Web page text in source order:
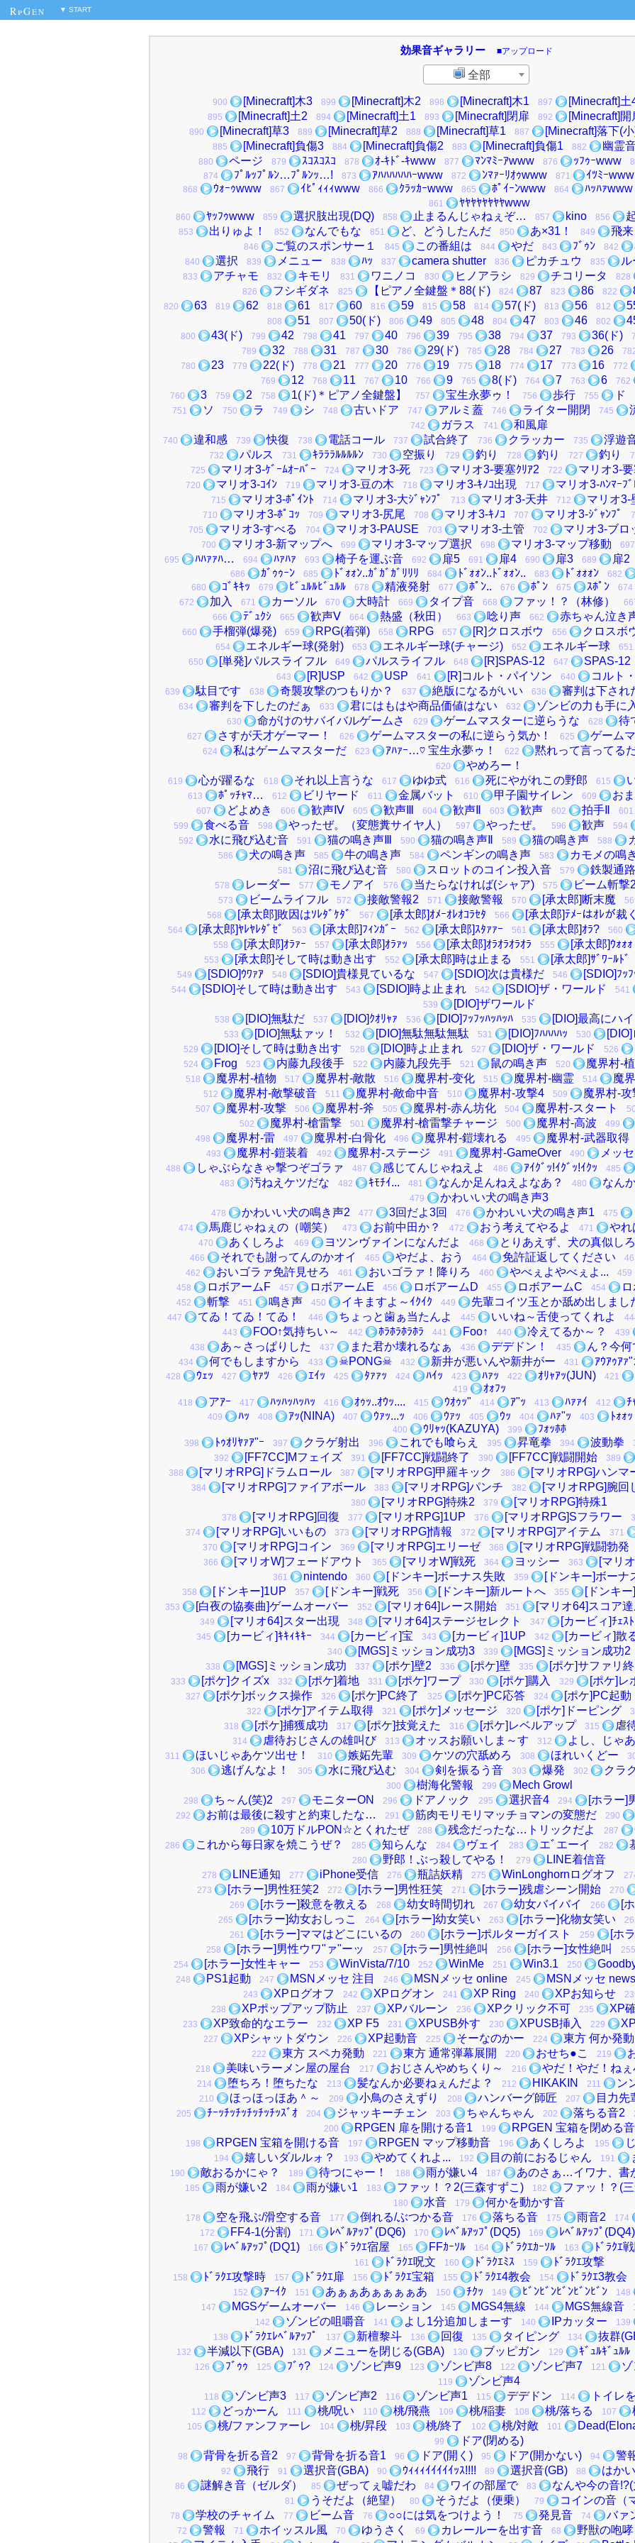
RpGEN ▼ START
効果音ギャラリー ■アップロード
全部
900 [Minecraft]木3 899 [Minecraft]木2 898 [Minecraft]木1 897 [Minecraft]土
895 [Minecraft]土2 894 [Minecraft]土1 893 [Minecraft]閉扉 892 [Minecraft]開
890 [Minecraft]草3 889 [Minecraft]草2 888 [Minecraft]草1 887 [Minecraft]落下(
885 [Minecraft]負傷3 884 [Minecraft]負傷2 883 [Minecraft]負傷1 882 幽霊
880 ページ 879 ｽｺｽｺｽｺ 878 ｵ-ｷﾄﾞ-ｷwww 877 ﾏﾝﾏﾐｰｱwww 876 ｯﾌｩｰwww
874
ﾌﾟﾙｯﾌﾟﾙﾝ…ﾌﾟﾙﾝｯ…! 873 ｱﾊﾊﾊﾊﾊﾊｰwww 872 ﾝﾏｧｰﾘｵｩwww 871 ｲﾂﾐｰwww
868 ｳｫｰｩwww 867 ｲﾋﾟｨｨｨwww 866 ｸﾗｯｶｰwww 865 ﾎﾟｲｰﾝwww 864 ﾊｯﾊｧwww
861 ﾔﾔﾔﾔﾔﾔﾔﾔwww
860 ﾔｯﾌｩwww 859 選択肢出現(DQ) 858 止まるんじゃねぇぞ… 857 kino 856
853 出りゅよ！ 852 なんでもな 851 ど、どうしたんだ 850 あ×31！ 849 飛来
846 ご覧のスポンサー１ 845 この番組は 844 やだ 843 ﾌﾞｩﾝ 842
840 選択 839 メニュー 838 ﾊｯ 837 camera shutter 836 ピカチュウ 835
833 アチャモ 832 キモリ 831 ワニノコ 830 ヒノアラシ 829 チコリータ
828
826
フシギダネ 825 【ピアノ全鍵盤＊88(ド) 824 87 823 86 822
820 63 819 62 818 61 817 60 816 59 815 58 814 57(ド) 813 56 812
808 51 807 50(ド) 806 49 805 48 804 47 803 46 802
800 43(ド) 799 42 798 41 797 40 796 39 795 38 794 37 793 36(ド)
789
32 788 31 787 30 786 29(ド) 785 28 784 27 783 26
780
23 779 22(ド) 778 21 777 20 776 19 775 18 774 17 773 16
772
769
12 768 11 767 10 766 9 765 8(ド) 764 7 763 6
762
760
3 759 2 758 1(ド)＊ピアノ全鍵盤】 757 宝生永夢ゥ！ 756 歩行 755 ド
751
ソ 750 ラ 749 シ 748 古いドア 747 アルミ蓋 746 ライター開閉 745
742 ガラス 741 和風扉
740 違和感 739 快復 738 電話コール 737 試合終了 736 クラッカー 735 浮遊
732 パルス 731 ｷﾗﾗﾗﾙﾙﾙﾙﾝ 730 空振り 729 釣り 728 釣り 727 釣り
725
マリオ3-ｹﾞｰﾑｵｰﾊﾞｰ 724 マリオ3-死 723 マリオ3-要塞ｸﾘｱ2 722 マリオ3-
720 マリオ3-ｺｲﾝ 719 マリオ3-豆の木 718 マリオ3-ｷﾉｺ出現 717 マリオ3-ﾊﾝﾏｰﾌﾞ
715 マリオ3-ﾎﾟｲﾝﾄ 714 マリオ3-大ｼﾞｬﾝﾌﾟ 713 マリオ3-天井 712 マリオ3-
710 マリオ3-ﾎﾟｺｯ 709 マリオ3-尻尾 708 マリオ3-ｷﾉｺ 707 マリオ3-ｼﾞｬﾝﾌﾟ
705
マリオ3-すべる 704 マリオ3-PAUSE 703 マリオ3-土管 702 マリオ3-ブロ
700 マリオ3-新マップへ 699 マリオ3-マップ選択 698 マリオ3-マップ移動
697
695
ﾊﾊｧｧﾊ… 694 ﾊｧﾊｧ 693 椅子を運ぶ音 692 扉5 691 扉4 690 扉3 689 扉2
686 ｶﾞｩｩｰﾝ 685 ﾄﾞｫｫﾝ..ｶﾞｶﾞｶﾞﾘﾘﾘ 684 ﾄﾞｫｫﾝ..ﾄﾞｫｫﾝ.. 683 ﾄﾞｫｫｫﾝ
682
680
ｺﾞｷｷｯ 679 ﾋﾞｭﾙﾙﾋﾞｭﾙﾙ 678 精液発射 677 ﾎﾟﾝ.. 676 ﾎﾟﾝ 675 ｽﾎﾟﾝ
674
672
加入 671 カーソル 670 大時計 669 タイプ音 668 ファッ！？（林修）
666
ﾃﾞｭｸｼ 665 歓声Ⅴ 664 熱盛（秋田） 663 唸り声 662 赤ちゃん泣き
660 手榴弾(爆発) 659 RPG(着弾) 658 RPG 657 [R]クロスボウ 656 クロスボ
654 エネルギー球(発射) 653 エネルギー球(チャージ) 652 エネルギー球
651
650
[単発]パルスライフル 649 パルスライフル 648 [R]SPAS-12 647 SPAS-12
643 [R]USP 642 USP 641 [R]コルト・パイソン 640 コルト
639 駄目です 638 奇襲攻撃のつもりか？ 637 絶版になるがいい 636 審判は下され
634 審判を下したのだぁ 633 君にはもはや商品価値はない 632 ゾンビの力も手に
630 命がけのサバイバルゲームさ 629 ゲームマスターに逆らうな 628 待
627 さすが天才ゲーマー！ 626 ゲームマスターの私に逆らう気か！ 625 ゲーム
624 私はゲームマスターだ 623 ｱﾊｧｰ…♡ 宝生永夢ゥ！ 622 黙れって言ってる
620 やめろー！
619 心が躍るな 618 それ以上言うな 617 ゆゆ式 616 死にやがれこの野郎 615
613 ﾎﾟｯﾁｬﾏ… 612 ビリヤード 611 金属バット 610 甲子園サイレン 609 お
607 どよめき 606 歓声Ⅳ 605 歓声Ⅲ 604 歓声Ⅱ 603 歓声 602 拍手Ⅱ
601
599
食べる音 598 やったぜ。（変態糞サイヤ人） 597 やったぜ。 596 歓声
594
592
水に飛び込む音 591 猫の鳴き声Ⅲ 590 猫の鳴き声Ⅱ 589 猫の鳴き声 588
586 犬の鳴き声 585 牛の鳴き声 584 ペンギンの鳴き声 583 カモメの鳴
581 沼に飛び込む音 580 スロットのコイン投入音 579 鉄製通
578 レーダー 577 モノアイ 576 当たらなければ(シャア) 575 ビーム斬撃
573 ビームライフル 572 接敵警報2 571 接敵警報 570 [承太郎]断末魔
568
[承太郎]敗因はｿﾚﾀﾞｹﾀﾞ 567 [承太郎]ｵﾒｰｵﾚｵｺﾗｾﾀ 566 [承太郎]ﾃﾒｰはｵﾚが裁
564 [承太郎]ﾔﾚﾔﾚﾀﾞｾﾞ 563 [承太郎]ﾌｨﾝｶﾞｰ 562 [承太郎]ｽﾀｧｧｰ 561 [承太郎]ｵﾗ?
560
558
[承太郎]ｵﾗｧｰ 557 [承太郎]ｵﾗｧｯ 556 [承太郎]ｵﾗｵﾗｵﾗｵﾗ 555 [承太郎]ｳｫｫｫ
553 [承太郎]そして時は動き出す 552 [承太郎]時は止まる 551 [承太郎]ｻﾞﾜｰﾙﾄﾞ
549 [SDIO]ｳﾜｧｱ 548 [SDIO]貴様見ているな 547 [SDIO]次は貴様だ 546 [SDIO]ﾌｯ
544 [SDIO]そして時は動き出す 543 [SDIO]時よ止まれ 542 [SDIO]ザ・ワールド
541
539
[DIO]ザワールド
538 [DIO]無駄だ 537 [DIO]ｸｵﾘｬｧ 536 [DIO]ﾌｯﾌｯﾊｯﾊｯﾊ 535 [DIO]最高にハイ
533 [DIO]無駄ァッ！ 532 [DIO]無駄無駄無駄 531 [DIO]ﾌﾊﾊﾊﾊｯ 530
529 [DIO]そして時は動き出す 528 [DIO]時よ止まれ 527 [DIO]ザ・ワールド 526
524 Frog 523 内藤九段後手 522 内藤九段先手 521 鼠の鳴き声 520 魔界村-
518 魔界村-植物 517 魔界村-敵散 516 魔界村-变化 515 魔界村-幽霊 514 魔
512 魔界村-敵撃破音 511 魔界村-敵命中音 510 魔界村-攻撃4 509 魔界村-攻
507 魔界村-攻撃 506 魔界村-斧 505 魔界村-赤ん坊化 504 魔界村-スタート
502
魔界村-槍雷撃 501 魔界村-槍雷撃チャージ 500 魔界村-高波
499
498
魔界村-雷 497 魔界村-白骨化 496 魔界村-鎧壊れる 495 魔界村-武器取得
493 魔界村-鎧装着 492 魔界村-ステージ 491 魔界村-GameOver 490 メッ
488 しゃぶらなきゃ撃つぞゴラァ 487 感じてんじゃねえよ 486 ｱｲｸﾞｯ!ｲｸﾞｯ!ｲｸｯ
485
483
汚ねえケツだな 482 ｷﾓﾁｲ... 481 なんか足んねえよなあ？ 480 なん
479 かわいい犬の鳴き声3
478 かわいい犬の鳴き声2 477 3回だよ3回 476 かわいい犬の鳴き声1 475
474 馬鹿じゃねぇの（嘲笑） 473 お前中田か？ 472 おう考えてやるよ 471 やれ
470 あくしろよ 469 ヨツンヴァインになんだよ 468 とりあえず、犬の真似し
466 それでも謝ってんのかオイ 465 やだよ、おう 464 免許証返してください
462
おいゴラァ免許見せろ 461 おいゴラァ！降りろ 460 やべぇよやべぇよ...
459
458
ロボアームF 457 ロボアームE 456 ロボアームD 455 ロボアームC 454
452 斬撃 451 鳴き声 450 イキますよ～ｲｸｲｸ 449 先輩コイツ玉とか舐め出しまし
447 てゐ！てゐ！てゐ！ 446 ちょっと歯ぁ当たんよ 445 いいね～舌使ってくれよ
443
FOO↑気持ちい～ 442 ﾎﾗﾎﾗﾎﾗﾎﾗ 441 Foo↑ 440 冷えてるか～？
439
438
あ～さっぱりした 437 また君か壊れるなぁ 436 デデドン！ 435 ん？今
434 何でもしますから 433 ☠PONG☠ 432 新井が悪いんや新井がー 431 ｱｳｱｩｱｧ"
428 ｳｪｯ 427 ﾔｧﾂ 426 ｴｲｯ 425 ﾀｧｧｯ 424 ﾊｲｯ 423 ﾊｧｯ 422 ｵﾘｬｱｯ(JUN) 421
419 ｵｫﾌｯ
418 アｱｰ 417 ﾊｯﾊｯﾊｯﾊｯ 416 ｵｩｯ..ｵｳｯ.... 415 ｳｵｩｯ" 414 ｱ"ｯ 413 ﾊｧｧｲ 412 ﾁ
409 ﾊｯ 408 ｱｯ(NINA) 407 ｳｧｯ...ｯ 406 ｳｧｯ 405 ｳｯ 404 ﾊｧ"ｯ 403 ﾄｫｫｯ
400 ｳﾘｬｯ(KAZUYA) 399 ﾌｫｯﾎﾎ
398 ﾄｩｵﾘﾔｧｱ"ｰ 397 クラゲ射出 396 これでも喰らえ 395 昇竜拳 394 波動拳
392
[FF7CC]Mフェイズ 391 [FF7CC]戦闘終了 390 [FF7CC]戦闘開始
389
388
[マリオRPG]ドラムロール 387 [マリオRPG]甲羅キック 386 [マリオRPG]ハンマ
384 [マリオRPG]ファイアボール 383 [マリオRPG]パンチ 382 [マリオRPG]腕回
380 [マリオRPG]特殊2 379 [マリオRPG]特殊1
378 [マリオRPG]回復 377 [マリオRPG]1UP 376 [マリオRPG]Sフラワー
374
[マリオRPG]いいもの 373 [マリオRPG]情報 372 [マリオRPG]アイテム
371
370
[マリオRPG]コイン 369 [マリオRPG]エリーゼ 368 [マリオRPG]戦闘勃発
366 [マリオW]フェードアウト 365 [マリオW]戦死 364 ヨッシー 363 [マリ
361 nintendo 360 [ドンキー]ボーナス失敗 359 [ドンキー]ボーナ
358 [ドンキー]1UP 357 [ドンキー]戦死 356 [ドンキー]新ルートへ 355 [ドンキ
353 [白夜の協奏曲]ゲームオーバー 352 [マリオ64]レース開始 351 [マリオ64]スコア
349 [マリオ64]スター出現 348 [マリオ64]ステージセレクト 347 [カービィ]ﾁｪｽ
345 [カービィ]ｷｷｨｷｷｰ 344 [カービィ]宝 343 [カービィ]1UP 342 [カービィ]散
340 [MGS]ミッション成功3 339 [MGS]ミッション成功2
338 [MGS]ミッション成功 337 [ポケ]壁2 336 [ポケ]壁 335 [ポケ]サファリ
333 [ポケ]クイズx 332 [ポケ]着地 331 [ポケ]ワープ 330 [ポケ]購入 329 [ポケ]レ
327 [ポケ]ボックス操作 326 [ポケ]PC終了 325 [ポケ]PC応答 324 [ポケ]PC起動
322 [ポケ]アイテム取得 321 [ポケ]メッセージ 320 [ポケ]ドーピング
318
[ポケ]捕獲成功 317 [ポケ]技覚えた 316 [ポケ]レベルアップ 315 虐
314 虐待おじさんの雄叫び 313 オッスお願いしま～す 312 よし、じゃ
311 ほいじゃあケツ出せ！ 310 嫉妬先輩 309 ケツの穴舐めろ 308 ほれいくどー
306
逃げんなよ！ 305 水に飛び込む 304 剣を振るう音 303 爆発 302 クラ
300 樹海化警報 299 Mech Growl
298 ち～ん(笑)2 297 モニターON 296 ドアノック 295 選択音4 294 [ホラー]
292 お前は最後に殺すと約束したな… 291 筋肉モリモリマッチョマンの変態だ
290
289
10万ドルPON☆とくれたぜ 288 残念だったな…トリックだよ 287
286 これから毎日家を焼こうぜ？ 285 知らんな 284 ヴェイ 283 エﾞエーイ 282
280 野郎！ぶっ殺してやる！ 279 LINE着信音
278 LINE通知 277 iPhone受信 276 瓶詰妖精 275 WinLonghornログオフ
273
[ホラー]男性狂笑2 272 [ホラー]男性狂笑 271 [ホラー]残虐シーン開始
270
269
[ホラー]殺意を教える 268 幼女時間切れ 267 幼女バイバイ 266 [
265 [ホラー]幼女おしっこ 264 [ホラー]幼女笑い 263 [ホラー]化物女笑い
261
[ホラー]ママはどこにいるの 260 [ホラー]ポルターガイスト 259 [ホ
258 [ホラー]男性ウワ"ァ"ーッ 257 [ホラー]男性絶叫 256 [ホラー]女性絶叫
255
254
[ホラー]女性キャー 253 WinVista/7/10 252 WinMe 251 Win3.1 250
248 PS1起動 247 MSNメッセ 注目 246 MSNメッセ online 245 MSNメッセ news
243 XPログオフ 242 XPログオン 241 XP Ring 240 XPお知らせ
238
XPポップアップ防止 237 XPバルーン 236 XPクリック不可 235 XP
233 XP致命的なエラー 232 XP F5 231 XPUSB外す 230 XPUSB挿入 229
227 XPシャットダウン 226 XP起動音 225 そーなのかー 224 東方 何か発動
222 東方 スペカ発動 221 東方 通常弾幕展開 220 おせち●こ 219
218 美味いラーメン屋の屋台 217 おじさんやめちくり～ 216 やだ！やだ！ね
214 堕ちろ！堕ちたな 213 髪なんか必要ねぇんだよ？ 212 HIKAKIN 211 ン
210 ほっほっほあ＾～ 209 小鳥のさえずり 208 ハンバーグ師匠 207 目力先
205 ﾁｰｯﾁｯﾁｯﾁｯﾁｯﾁｯｽﾞｵ 204 ジャッキーチェン 203 ちゃんちゃん 202 落ちる音2
200
RPGEN 扉を開ける音1 199 RPGEN 宝箱を閉める音
198 RPGEN 宝箱を開ける音 197 RPGEN マップ移動音 196 あくしろよ 195
194 嬉しいダルルォ？ 193 やめてくれよ... 192 目の前におるじゃん 191
190 敵おるかにゃ？ 189 待つにゃー！ 188 雨が嫌い4 187 あのさぁ…イワナ、書
185 雨が嫌い2 184 雨が嫌い1 183 ファッ！？2(三森すずこ) 182 ファッ！？(
180 水音 179 何かを動かす音
178 空を飛ぶ/滑空する音 177 倒れる/ぶつかる音 176 落ちる音 175 雨音2
174
172
FF4-1(分割) 171 ﾚﾍﾞﾙｱｯﾌﾟ(DQ6) 170 ﾚﾍﾞﾙｱｯﾌﾟ(DQ5) 169 ﾚﾍﾞﾙｱｯﾌﾟ(DQ4)
167 ﾚﾍﾞﾙｱｯﾌﾟ(DQ1) 166 ﾄﾞﾗｸｴ宿屋 165 FFｶｰｿﾙ 164 ﾄﾞﾗｸｴｶｰｿﾙ 163 ﾄﾞﾗｸｴ
161 ﾄﾞﾗｸｴ呪文 160 ﾄﾞﾗｸｴﾐｽ 159 ﾄﾞﾗｸｴ攻撃
158 ﾄﾞﾗｸｴ攻撃時 157 ﾄﾞﾗｸｴ扉 156 ﾄﾞﾗｸｴ宝箱 155 ﾄﾞﾗｸｴ4教会 154 ﾄﾞﾗｸｴ3教会
152 ｱｰｲｸ 151 あぁぁあぁぁぁぁあ 150 ﾁｸｯ 149 ﾋﾞﾝﾋﾞﾝﾋﾞﾝﾋﾞﾝﾋﾞﾝ
148
147
MGSゲームオーバー 146 レーション 145 MGS4無線 144 MGS無線音
142
ゾンビの咀嚼音 141 よし1分追加しまーす 140 IPカッター
139
138
ﾄﾞﾗｸｴﾚﾍﾞﾙｱｯﾌﾟ 137 新檀黎斗 136 回復 135 タイピング 134 抜群
132 半減以下(GBA) 131 メニューを閉じる(GBA) 130 ブッピガン 129 ｷﾞｭﾙｷﾞｭﾙﾙ
126 ﾌﾞｩｩ 125 ﾌﾞｩ? 124 ゾンビ声9 123 ゾンビ声8 122 ゾンビ声7 121
119 ゾンビ声4
118 ゾンビ声3 117 ゾンビ声2 116 ゾンビ声1 115 デデドン 114 トイレ
112 どっかーん 111 桃/呪い 110 桃/飛燕 109 桃/稲妻 108 桃/落ちる 107
105 桃/ファンファーレ 104 桃/昇段 103 桃/終了 102 桃/対敵 101
99 ドア(閉める)
98 背骨を折る音2 97 背骨を折る音1 96 ドア(開く) 95 ドア(開かない) 94 警
92 飛行 91 選択音(GBA) 90 ｳｨｨｨｲｲｲｲｲｯｽ!!!! 89 選択音(GB) 88 はか
86 謎解き音（ゼルダ） 85 ぜってぇ嘘だわ 84 ワイの部屋で 83 なんや今の音
81 うそだよ（絶望） 80 そうだよ（便乗） 79 コインの音（
78 学校のチャイム 77 ビーム音 76 ○○には気をつけよう！ 75 発見音 74 バァ
72 警報 71 ホイッスル風 70 ゆうさく 69 カレールーを出す音 68 野獣の咆哮